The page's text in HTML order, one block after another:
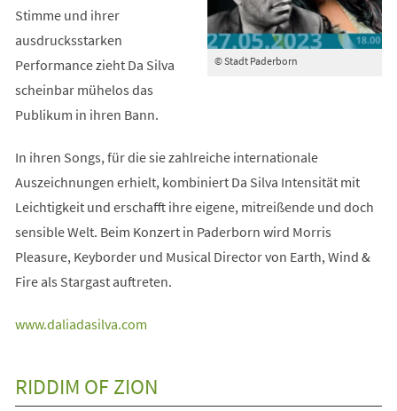
© Stadt Paderborn
Stimme und ihrer
ausdrucksstarken
Performance zieht Da Silva
scheinbar mühelos das
Publikum in ihren Bann.
In ihren Songs, für die sie zahlreiche internationale
Auszeichnungen erhielt, kombiniert Da Silva Intensität mit
Leichtigkeit und erschafft ihre eigene, mitreißende und doch
sensible Welt. Beim Konzert in Paderborn wird Morris
Pleasure, Keyborder und Musical Director von Earth, Wind &
Fire als Stargast auftreten.
www.daliadasilva.com
(Öffnet
neuen
RIDDIM OF ZION